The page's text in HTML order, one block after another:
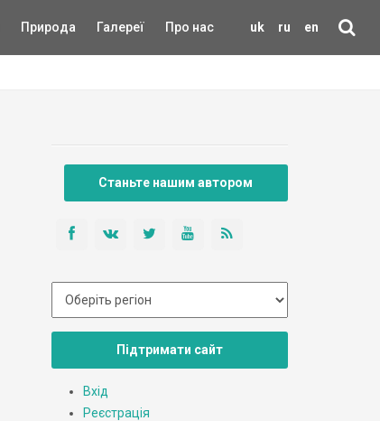
uk ru en
Природа Галереї Про нас
Станьте нашим автором
Підтримати сайт
Вхід
Реєстрація